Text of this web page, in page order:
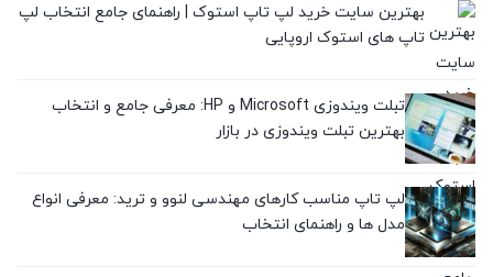
(1)
بهترین سایت خرید لپ تاپ استوک | راهنمای جامع انتخاب لپ
تاپ های استوک اروپایی
تبلت ویندوزی Microsoft و HP: معرفی جامع و انتخاب
بهترین تبلت ویندوزی در بازار
لپ تاپ مناسب کارهای مهندسی لنوو و ترید: معرفی انواع
مدل ها و راهنمای انتخاب